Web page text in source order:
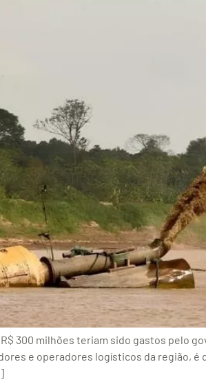
300 milhões teriam sido gastos pelo
e operadores logísticos da região,